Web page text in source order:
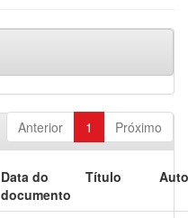
Anterior 1 Próximo
Data do
documento
Título